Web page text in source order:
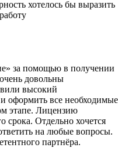
хотелось бы выразить
за помощью в получении
довольны
высокий
оформить все необходимые
этапе. Лицензию
срока. Отдельно хочется
на любые вопросы.
партнёра.